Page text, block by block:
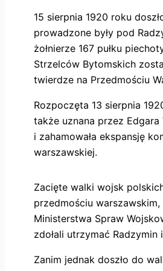
15 sierpnia 1920 roku
prowadzone były pod
żołnierze 167 pułku
Strzelców Bytomskich
twierdze na Przedmościu
Rozpoczęta 13 sierpnia
także uznana przez Edgara
i zahamowała ekspansję
warszawskiej.
Zacięte walki wojsk
przedmościu
Ministerstwa Spraw
zdołali utrzymać
Zanim jednak doszło do